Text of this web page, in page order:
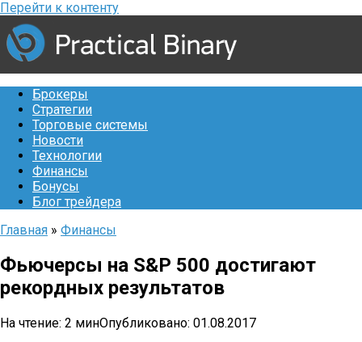
Перейти к контенту
Брокеры
Стратегии
Торговые системы
Новости
Технологии
Финансы
Бонусы
Блог трейдера
Главная » Финансы
Фьючерсы на S&P 500 достигают
рекордных результатов
На чтение: 2 минОпубликовано: 01.08.2017